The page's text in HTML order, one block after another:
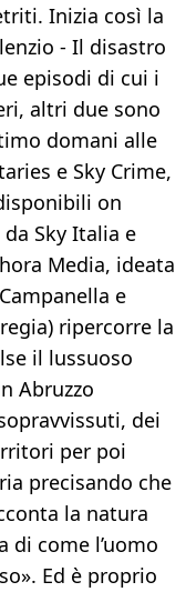
Inizia così la
- Il disastro
episodi di cui i
altri due sono
domani alle
e Sky Crime,
on
Sky Italia e
Media, ideata
e
ripercorre la
il lussuoso
Abruzzo
dei
per poi
precisando che
la natura
di come l’uomo
Ed è proprio